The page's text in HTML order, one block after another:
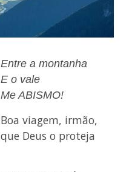
Entre a montanha
E o vale
Me ABISMO!
Boa viagem, irmão,
que Deus o proteja